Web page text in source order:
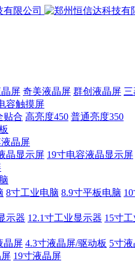
屏 奇美液晶屏 群创液晶屏
容触摸屏
贴合 高亮度450 普通亮度350
晶屏
晶显示屏 19寸电容液晶显示屏
8寸工业电脑 8.9寸平板电脑
示器 12.1寸工业显示器 15寸
晶屏 4.3寸液晶屏/驱动板 5寸
19寸液晶屏